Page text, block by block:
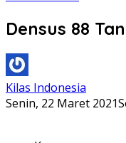
Densus 88
Kilas Indonesia
Senin, 22 Maret 2021